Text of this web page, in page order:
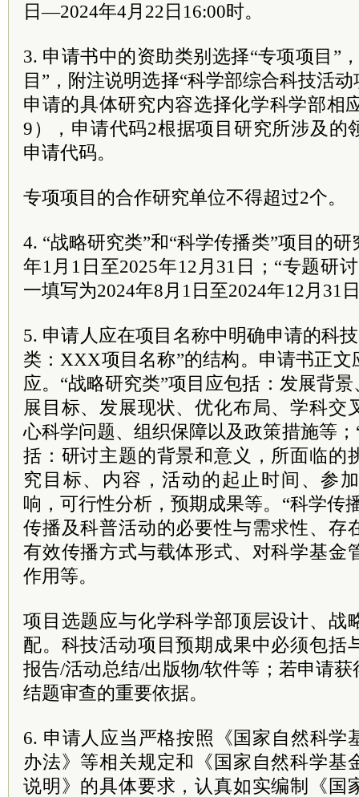
日—2024年4月22日16:00时。
3. 申请书中的资助类别选择“专项项目”
目”，附注说明选择“科学部综合科技活
申请的具体研究内容选择化学科学部相
9），申请代码2根据项目研究所涉及的
申请代码。
专项项目的合作研究单位不得超过2个。
4. “战略研究类”和“科学传播类”项目的
年1月1日至2025年12月31日；“专题研
一填写为2024年8月1日至2024年12月31
5. 申请人应在项目名称中明确申请的科
类：XXX项目名称”的结构。申请书正
应。“战略研究类”项目应包括：发展背
展目标、发展现状、优化布局、学科交
心科学问题、组织保障以及政策措施等
括：研讨主题的背景和意义，所面临的
究目标、内容，活动的起止时间、参
响，可行性分析，预期成果等。“科学传
传播及科普活动的必要性与需求性、存
有效传播方式与载体形式、对科学基金
作用等。
项目选题应与化学科学部顶层设计、战
配。科技活动项目预期成果中必须包括
报告/活动总结/出版物/软件等；若申请
结题审查的重要依据。
6. 申请人应当严格按照《国家自然科学
办法》等相关规定和《国家自然科学基
说明》的具体要求，认真如实编制《国